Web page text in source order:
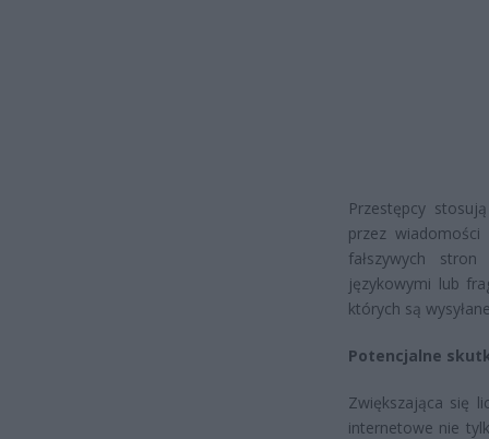
Przestępcy
przez
fałszywych
językowymi lub
których są
Potencjalne
Zwiększająca się
internetowe nie